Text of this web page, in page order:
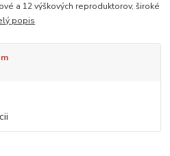
a 12 výškových reproduktorov, široké
popis